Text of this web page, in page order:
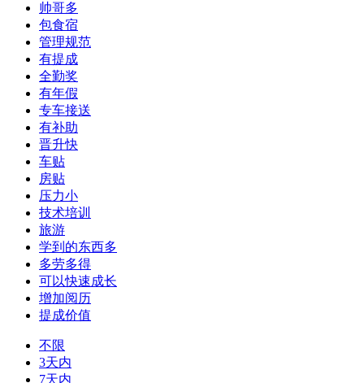
帅哥多
包食宿
管理规范
有提成
全勤奖
有年假
专车接送
有补助
晋升快
车贴
房贴
压力小
技术培训
旅游
学到的东西多
多劳多得
可以快速成长
增加阅历
提成价值
不限
3天内
7天内